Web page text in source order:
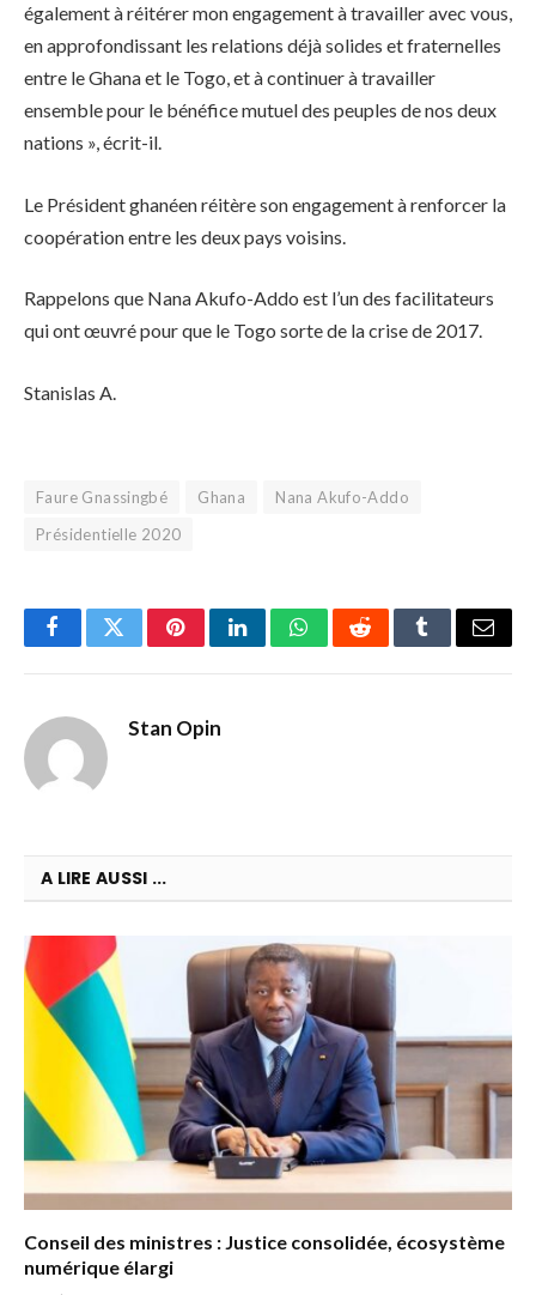
également à réitérer mon engagement à travailler avec vous,
en approfondissant les relations déjà solides et fraternelles
entre le Ghana et le Togo, et à continuer à travailler
ensemble pour le bénéfice mutuel des peuples de nos deux
nations », écrit-il.
Le Président ghanéen réitère son engagement à renforcer la
coopération entre les deux pays voisins.
Rappelons que Nana Akufo-Addo est l’un des facilitateurs
qui ont œuvré pour que le Togo sorte de la crise de 2017.
Stanislas A.
Faure Gnassingbé Ghana
Nana Akufo-Addo
Présidentielle 2020
FacebookTwitterPinterestLinkedInWhatsAppRedditTumblrEmail
Stan Opin
A LIRE AUSSI ...
Conseil des ministres : Justice consolidée, écosystème
numérique élargi